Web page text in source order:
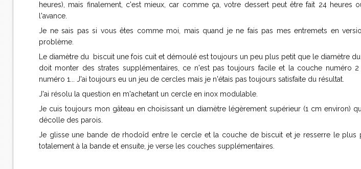
heures), mais finalement, c'est mieux, car comme ça, votre dessert peut être fait 24 heures
l'avance.
Je ne sais pas si vous êtes comme moi, mais quand je ne fais pas mes entremets en
problème.
Le diamètre du biscuit une fois cuit et démoulé est toujours un peu plus petit que le diamètre
doit monter des strates supplémentaires, ce n'est pas toujours facile et la couche numéro
numéro 1... J'ai toujours eu un jeu de cercles mais je n'étais pas toujours satisfaite du résultat.
J'ai résolu la question en m'achetant un cercle en inox modulable.
Je cuis toujours mon gâteau en choisissant un diamètre légèrement supérieur (1 cm environ)
décolle des parois.
Je glisse une bande de rhodoîd entre le cercle et la couche de biscuit et je resserre le plus
totalement à la bande et ensuite, je verse les couches supplémentaires.